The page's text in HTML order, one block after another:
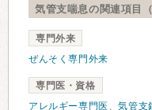
気管支喘息の関連項目
専門外来
ぜんそく専門外来
専門医・資格
アレルギー専門医 、気管支